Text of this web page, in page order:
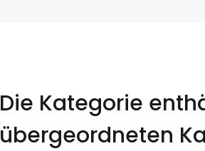
Die Kategorie
übergeordneten